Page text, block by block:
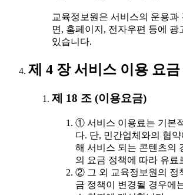
교육정보원은 서비스의 운용과
면, 홈페이지, 전자우편 등에 광
있습니다.
제 4 장 서비스 이용 요금
제 18 조 (이용요금)
① 서비스 이용료는 기본
다. 단, 민간업체와의 협
해 서비스 되는 콘텐츠의
의 요금 정책에 따라 유료
② 그 외 교육정보원의 정
금 정책이 변경될 경우에